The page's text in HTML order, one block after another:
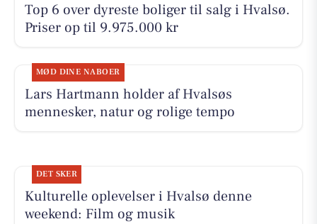
Top 6 over dyreste boliger til salg i Hvalsø.
Priser op til 9.975.000 kr
MØD DINE NABOER
Lars Hartmann holder af Hvalsøs
mennesker, natur og rolige tempo
DET SKER
Kulturelle oplevelser i Hvalsø denne
weekend: Film og musik